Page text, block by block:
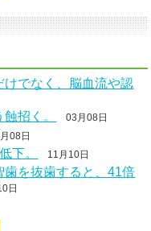
けでなく、脳血流や認
招く。 03月08日
08日
下。 11月10日
を抜歯すると、41倍
日